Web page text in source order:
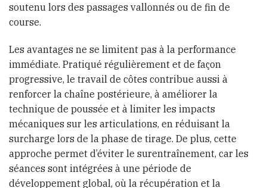
soutenu lors des passages vallonnés ou de fin de
course.
Les avantages ne se limitent pas à la performance
immédiate. Pratiqué régulièrement et de façon
progressive, le travail de côtes contribue aussi à
renforcer la chaîne postérieure, à améliorer la
technique de poussée et à limiter les impacts
mécaniques sur les articulations, en réduisant la
surcharge lors de la phase de tirage. De plus, cette
approche permet d’éviter le surentraînement, car les
séances sont intégrées à une période de
développement global, où la récupération et la